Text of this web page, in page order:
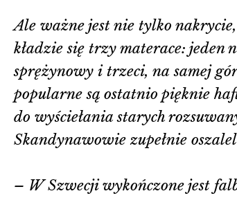
Ale ważne jest nie tylko
kładzie się trzy materace:
sprężynowy i trzeci, na samej
popularne są ostatnio pięknie
do wyściełania starych
Skandynawowie zupełnie
– W Szwecji wykończone jest